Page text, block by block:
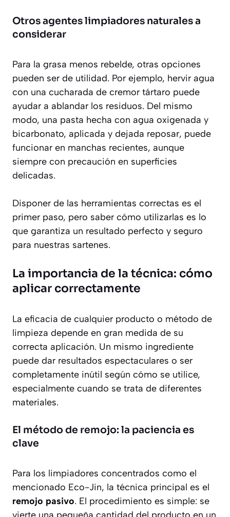
Otros agentes limpiadores naturales a
considerar
Para la grasa menos rebelde, otras opciones
pueden ser de utilidad. Por ejemplo, hervir agua
con una cucharada de cremor tártaro puede
ayudar a ablandar los residuos. Del mismo
modo, una pasta hecha con agua oxigenada y
bicarbonato, aplicada y dejada reposar, puede
funcionar en manchas recientes, aunque
siempre con precaución en superficies
delicadas.
Disponer de las herramientas correctas es el
primer paso, pero saber cómo utilizarlas es lo
que garantiza un resultado perfecto y seguro
para nuestras sartenes.
La importancia de la técnica: cómo
aplicar correctamente
La eficacia de cualquier producto o método de
limpieza depende en gran medida de su
correcta aplicación. Un mismo ingrediente
puede dar resultados espectaculares o ser
completamente inútil según cómo se utilice,
especialmente cuando se trata de diferentes
materiales.
El método de remojo: la paciencia es
clave
Para los limpiadores concentrados como el
mencionado Eco-Jin, la técnica principal es el
remojo pasivo. El procedimiento es simple: se